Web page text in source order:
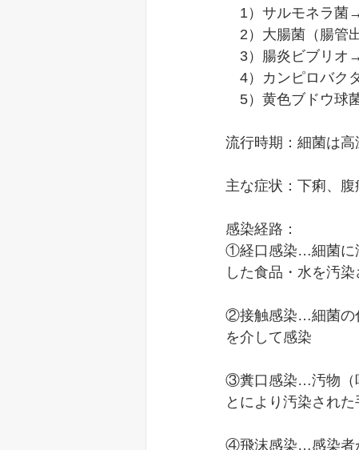
1）サルモネラ菌→
2）大腸菌（腸管
3）腸炎ビブリオ→
4）カンピロバク
5）黄色ブドウ球
流行時期：細菌は
主な症状：下痢、
感染経路：
①経口感染…細菌に
した食品・水を汚
②接触感染…細菌の
を介して感染
③糞口感染…汚物（
とにより汚染され
④飛沫感染…感染者